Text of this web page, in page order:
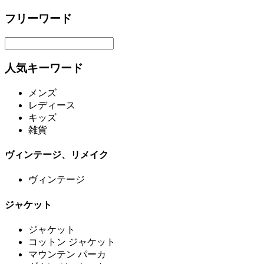
フリーワード
人気キーワード
メンズ
レディース
キッズ
雑貨
ヴィンテージ、リメイク
ヴィンテージ
ジャケット
ジャケット
コットン ジャケット
マウンテン パーカ